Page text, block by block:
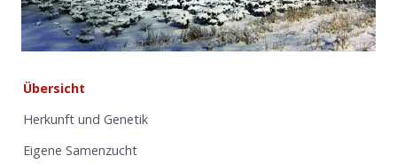
Übersicht
Herkunft und Genetik
Eigene Samenzucht